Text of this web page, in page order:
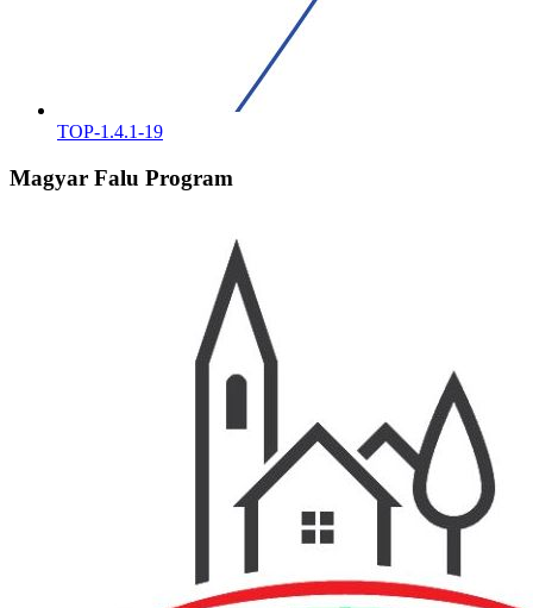
TOP-1.4.1-19
Magyar Falu Program